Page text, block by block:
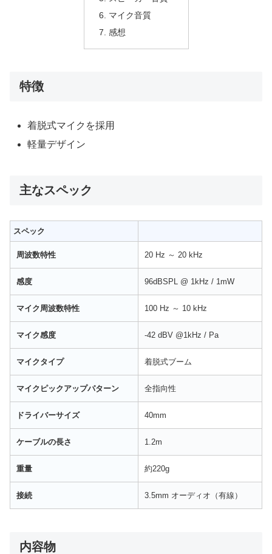
マイク音質
感想
特徴
着脱式マイクを採用
軽量デザイン
主なスペック
スペック
周波数特性 20 Hz ～ 20 kHz
感度 96dBSPL @ 1kHz / 1mW
マイク周波数特性 100 Hz ～ 10 kHz
マイク感度 -42 dBV @1kHz / Pa
マイクタイプ 着脱式ブーム
マイクピックアップパターン 全指向性
ドライバーサイズ 40mm
ケーブルの長さ 1.2m
重量 約220g
接続 3.5mm オーディオ（有線）
内容物